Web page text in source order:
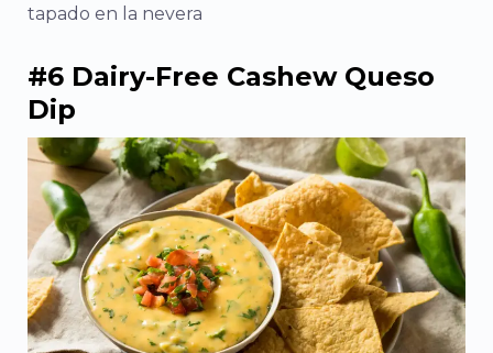
tapado en la nevera
#6 Dairy-Free Cashew Queso
Dip